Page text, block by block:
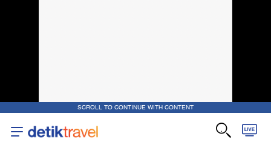
SCROLL TO CONTINUE WITH CONTENT